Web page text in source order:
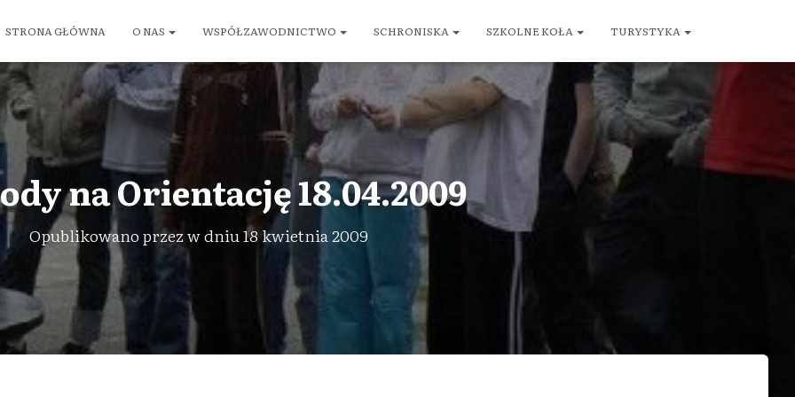
STRONA GŁÓWNA O NAS WSPÓŁZAWODNICTWO SCHRONISKA SZKOLNE KOŁA TURYSTYKA
na Orientację 18.04.2009
Opublikowano przezw dniu18 kwietnia 2009